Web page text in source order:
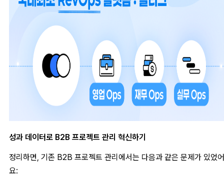
성과 데이터로 B2B 프로젝트 관리 혁신하기
정리하면, 기존 B2B 프로젝트 관리에서는 다음과 같은 문제가 있었어
요: